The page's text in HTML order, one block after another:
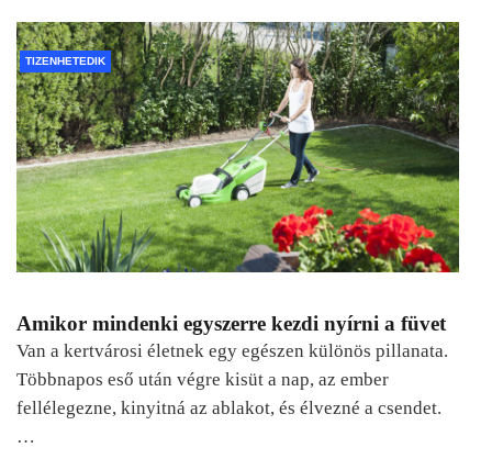
TIZENHETEDIK
Amikor mindenki egyszerre kezdi nyírni a füvet
Van a kertvárosi életnek egy egészen különös pillanata.
Többnapos eső után végre kisüt a nap, az ember
fellélegezne, kinyitná az ablakot, és élvezné a csendet.
…